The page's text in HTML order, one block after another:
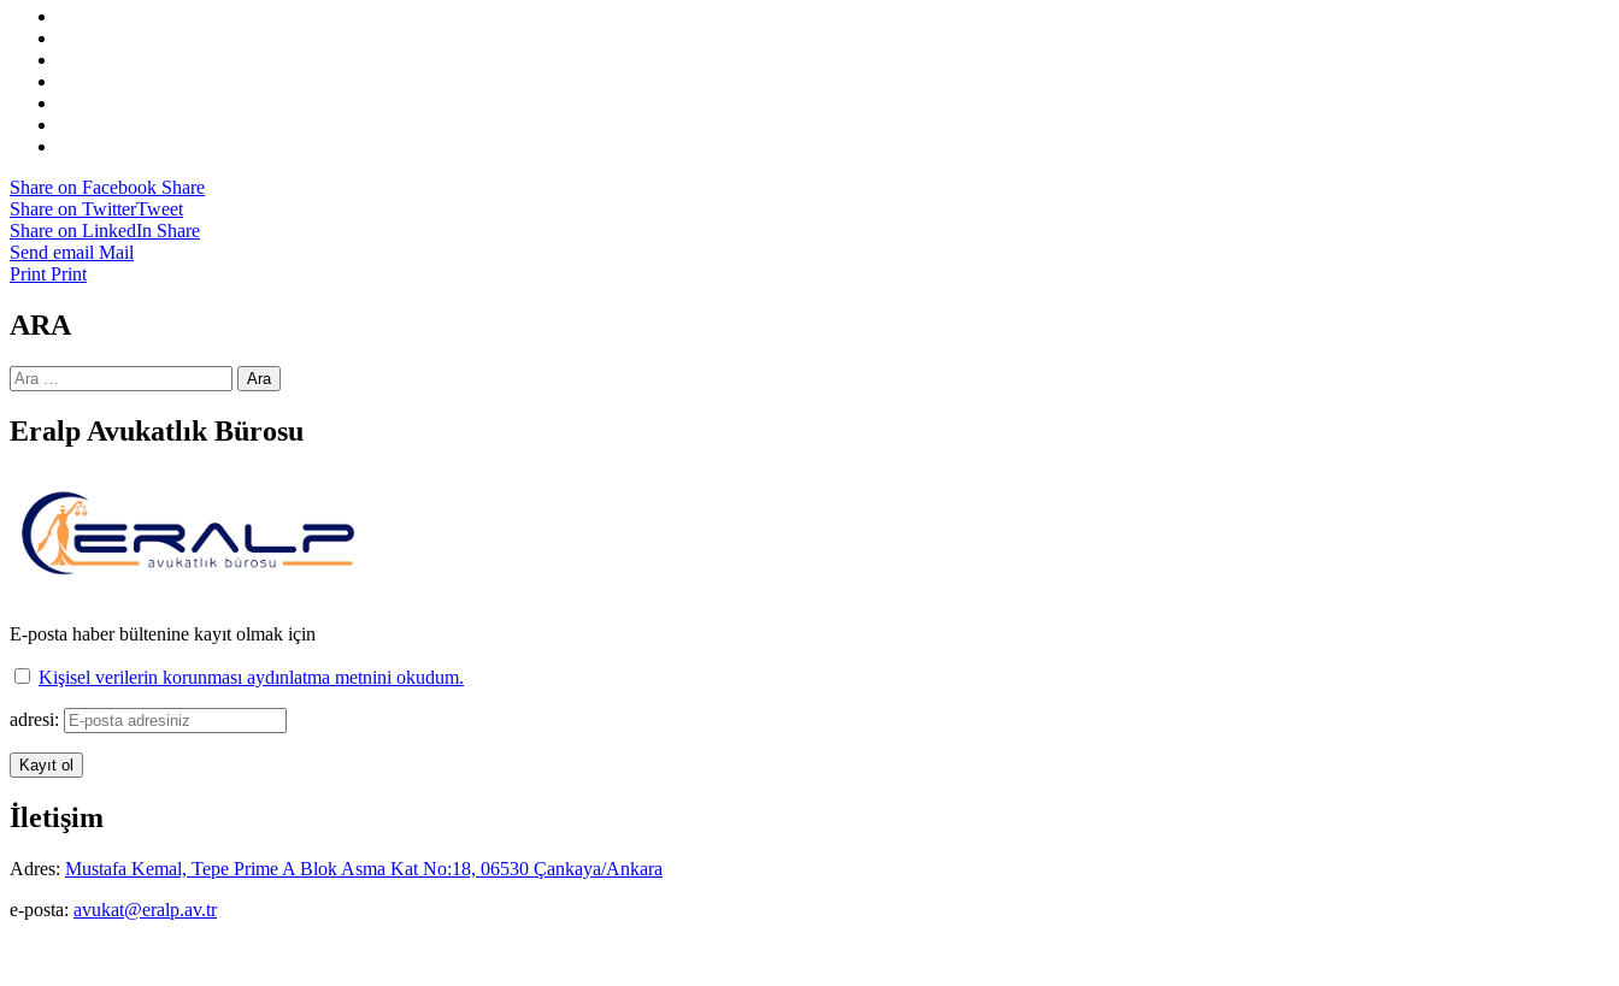
Share on Facebook Share
Share on TwitterTweet
Share on LinkedIn Share
Send email Mail
Print Print
ARA
Arama:
Eralp Avukatlık Bürosu
E-posta haber bültenine kayıt olmak için
Kişisel verilerin korunması aydınlatma metnini okudum.
adresi:
İletişim
Adres: Mustafa Kemal, Tepe Prime A Blok Asma Kat No:18, 06530 Çankaya/Ankara
e-posta: avukat@eralp.av.tr